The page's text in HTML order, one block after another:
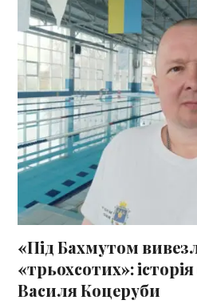
«Під Бахмутом
«трьохсотих»:
Василя Коцеруби